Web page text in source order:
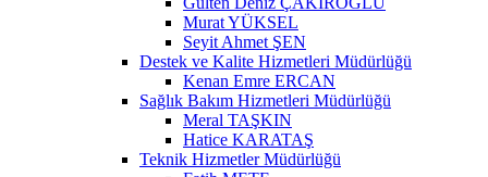
Murat YÜKSEL
Seyit Ahmet ŞEN
Destek ve Kalite Hizmetleri Müdürlüğü
Kenan Emre ERCAN
Sağlık Bakım Hizmetleri Müdürlüğü
Meral TAŞKIN
Hatice KARATAŞ
Teknik Hizmetler Müdürlüğü